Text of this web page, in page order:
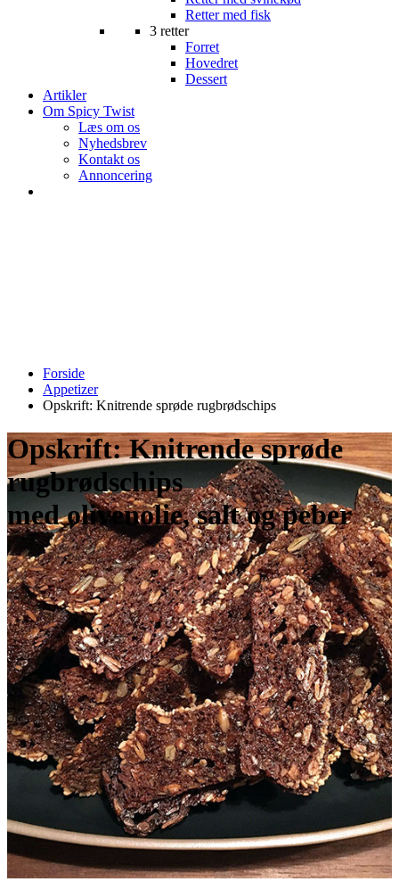
Retter med fisk
3 retter
Forret
Hovedret
Dessert
Artikler
Om Spicy Twist
Læs om os
Nyhedsbrev
Kontakt os
Annoncering
Forside
Appetizer
Opskrift: Knitrende sprøde rugbrødschips
Opskrift: Knitrende sprøde
rugbrødschips
med olivenolie, salt og peber